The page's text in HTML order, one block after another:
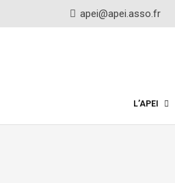
apei@apei.asso.fr
L’APEI